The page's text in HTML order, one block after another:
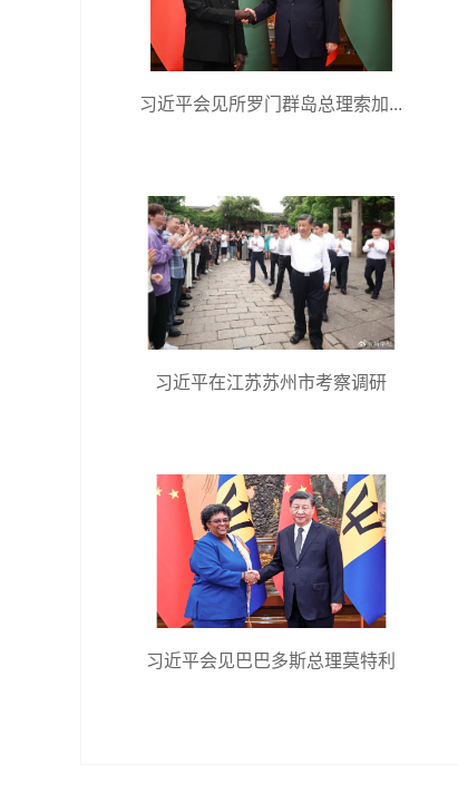
习近平会见所罗门群岛总理索加...
习近平在江苏苏州市考察调研
习近平会见巴巴多斯总理莫特利